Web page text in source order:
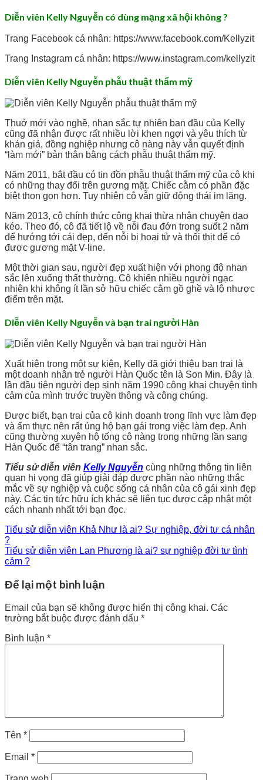
Diễn viên Kelly Nguyễn có dùng mạng xã hội không ?
Trang Facebook cá nhân: https://www.facebook.com/Kellyzit
Trang Instagram cá nhân: https://www.instagram.com/kellyzit
Diễn viên Kelly Nguyễn phẫu thuật thẩm mỹ
Thuở mới vào nghề, nhan sắc tự nhiên ban đầu của Kelly
cũng đã nhận được rất nhiều lời khen ngợi và yêu thích từ
khán giả, đồng nghiệp nhưng cô nàng này vẫn quyết định
“làm mới” bản thân bằng cách phẫu thuật thẩm mỹ.
Năm 2011, bắt đầu có tin đồn phẫu thuật thẩm mỹ của cô khi
có những thay đổi trên gương mặt. Chiếc cằm có phần đặc
biệt thon gọn hơn. Tuy nhiên cô vẫn giữ động thái im lặng.
Năm 2013, cô chính thức công khai thừa nhận chuyện dao
kéo. Theo đó, cô đã tiết lộ về nỗi đau đớn trong suốt 2 năm
để hướng tới cái đẹp, đến nỗi bị hoại tử và thối thịt để có
được gương mặt V-line.
Một thời gian sau, người đẹp xuất hiện với phong độ nhan
sắc lên xuống thất thường. Cô khiến nhiều người ngạc
nhiên khi không ít lần sở hữu chiếc cằm gồ ghề và lộ nhược
điểm trên mặt.
Diễn viên Kelly Nguyễn và bạn trai người Hàn
Xuất hiện trong một sự kiện, Kelly đã giới thiệu bạn trai là
một doanh nhân trẻ người Hàn Quốc tên là Son Min. Đây là
lần đầu tiên người đẹp sinh năm 1990 công khai chuyện tình
cảm của mình trước truyền thông và công chúng.
Được biết, bạn trai của cô kinh doanh trong lĩnh vực làm đẹp
và ẩm thực nên rất ủng hộ bạn gái trong việc làm đẹp. Anh
cũng thường xuyên hộ tống cô nàng trong những lần sang
Hàn Quốc để “tân trang” nhan sắc.
Tiểu sử diễn viên Kelly Nguyễn cùng những thông tin liên
quan hi vọng đã giúp giải đáp được phần nào những thắc
mắc về sự nghiệp và cuộc sống cá nhân của cô gái xinh đẹp
này. Các tin tức hữu ích khác sẽ liên tục được cập nhật một
cách nhanh nhất tới bạn đọc.
Tiểu sử diễn viên Khả Như là ai? Sự nghiệp, đời tư cá nhân
?
Tiểu sử diễn viên Lan Phương là ai? sự nghiệp đời tư tình
cảm ?
Để lại một bình luận
Email của bạn sẽ không được hiển thị công khai. Các
trường bắt buộc được đánh dấu *
Bình luận *
Tên *
Email *